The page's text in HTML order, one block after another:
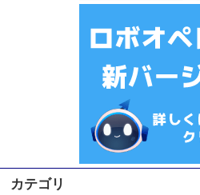
カテゴリ